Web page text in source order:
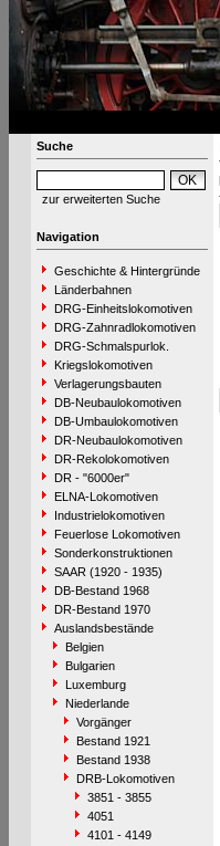
Suche
zur erweiterten Suche
Navigation
Geschichte & Hintergründe
Länderbahnen
DRG-Einheitslokomotiven
DRG-Zahnradlokomotiven
DRG-Schmalspurlok.
Kriegslokomotiven
Verlagerungsbauten
DB-Neubaulokomotiven
DB-Umbaulokomotiven
DR-Neubaulokomotiven
DR-Rekolokomotiven
DR - "6000er"
ELNA-Lokomotiven
Industrielokomotiven
Feuerlose Lokomotiven
Sonderkonstruktionen
SAAR (1920 - 1935)
DB-Bestand 1968
DR-Bestand 1970
Auslandsbestände
Belgien
Bulgarien
Luxemburg
Niederlande
Vorgänger
Bestand 1921
Bestand 1938
DRB-Lokomotiven
3851 - 3855
4051
4101 - 4149